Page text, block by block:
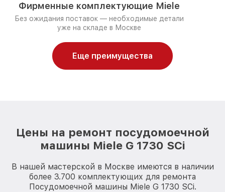
Фирменные комплектующие Miele
Без ожидания поставок — необходимые детали
уже на складе в Москве
Еще преимущества
Цены на ремонт посудомоечной
машины Miele G 1730 SCi
В нашей мастерской в Москве имеются в наличии
более 3.700 комплектующих для ремонта
Посудомоечной машины Miele G 1730 SCi.